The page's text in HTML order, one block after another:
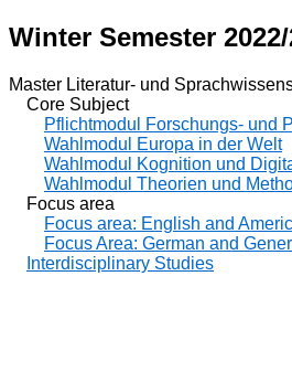
Winter Semester
Master Literatur- und
Core Subject
Pflichtmodul Forschungs- und
Wahlmodul Europa in der Welt
Wahlmodul Kognition und
Wahlmodul Theorien und
Focus area
Focus area: English and
Focus Area: German and
Interdisciplinary Studies